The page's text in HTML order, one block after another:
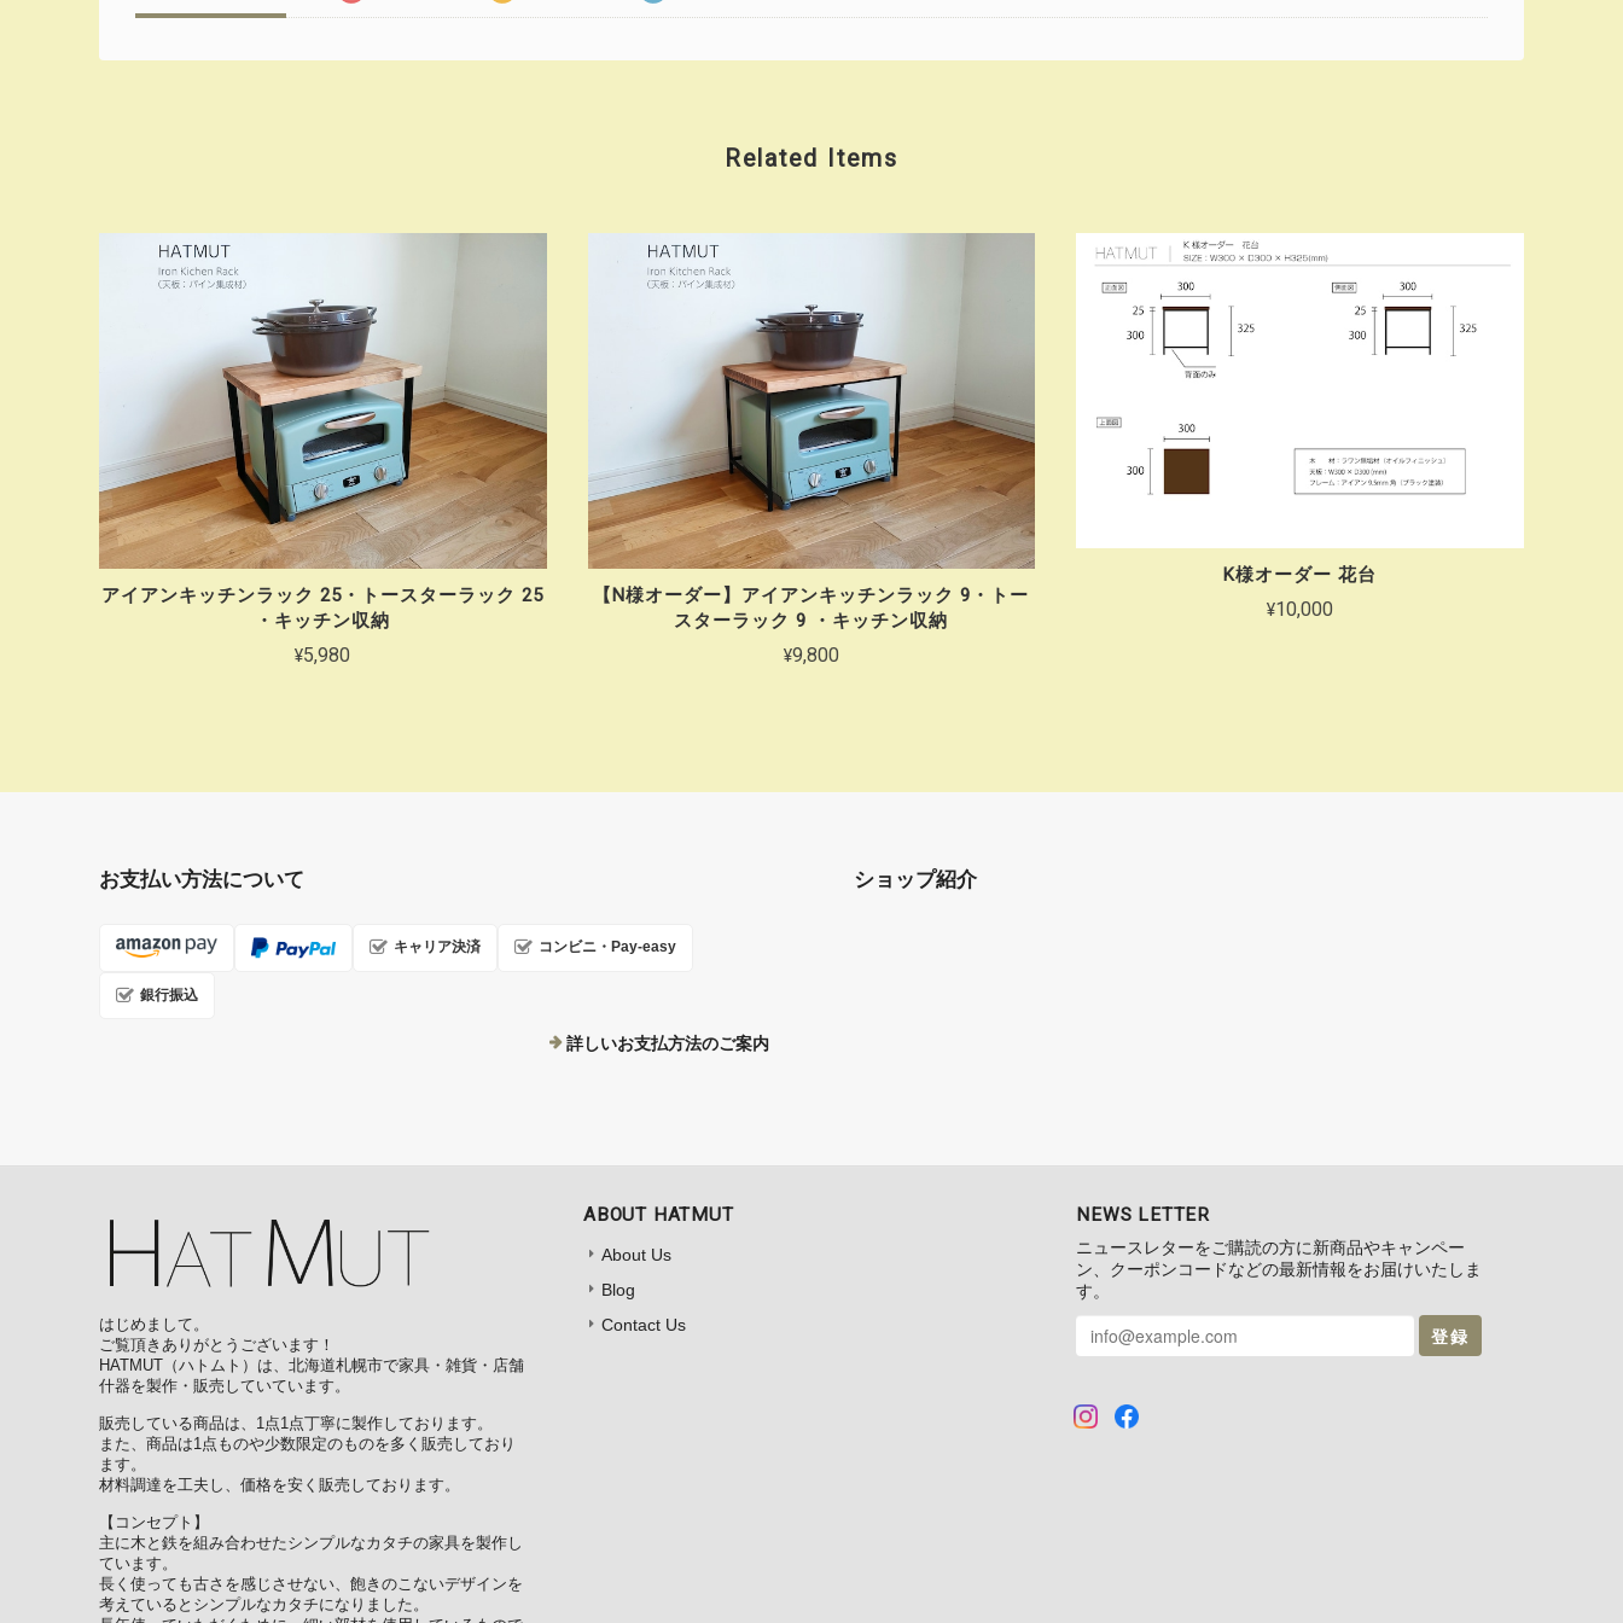
Related Items
アイアンキッチンラック 25・トースターラック 25
・キッチン収納
¥5,980
【N様オーダー】アイアンキッチンラック 9・トー
スターラック 9 ・キッチン収納
¥9,800
K様オーダー 花台
¥10,000
お支払い方法について
キャリア決済 コンビニ・Pay-easy
銀行振込
詳しいお支払方法のご案内
ショップ紹介
はじめまして。
ご覧頂きありがとうございます！
HATMUT（ハトムト）は、北海道札幌市で家具・雑貨・店舗
什器を製作・販売していています。
販売している商品は、1点1点丁寧に製作しております。
また、商品は1点ものや少数限定のものを多く販売しており
ます。
材料調達を工夫し、価格を安く販売しております。
【コンセプト】
主に木と鉄を組み合わせたシンプルなカタチの家具を製作し
ています。
長く使っても古さを感じさせない、飽きのこないデザインを
考えているとシンプルなカタチになりました。
ABOUT HATMUT
About Us
Blog
Contact Us
NEWS LETTER
ニュースレターをご購読の方に新商品やキャンペー
ン、クーポンコードなどの最新情報をお届けいたしま
す。
登録